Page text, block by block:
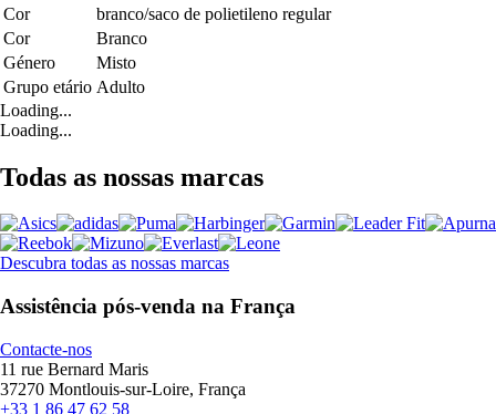
Cor
branco/saco de polietileno regular
Cor
Branco
Género
Misto
Grupo etário Adulto
Loading...
Loading...
Todas as nossas marcas
Descubra todas as nossas marcas
Assistência pós-venda na França
Contacte-nos
11 rue Bernard Maris
37270 Montlouis-sur-Loire, França
+33 1 86 47 62 58